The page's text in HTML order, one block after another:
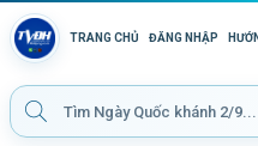
TRANG CHỦ ĐĂNG NHẬP